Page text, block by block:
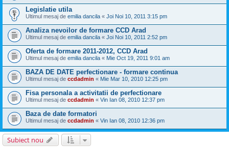
Legislatie utila
Ultimul mesaj de emilia dancila « Joi Noi 10, 2011 3:15 pm
Analiza nevoilor de formare CCD Arad
Ultimul mesaj de emilia dancila « Joi Noi 10, 2011 2:52 pm
Oferta de formare 2011-2012, CCD Arad
Ultimul mesaj de emilia dancila « Mie Oct 19, 2011 9:01 am
BAZA DE DATE perfectionare - formare continua
Ultimul mesaj de ccdadmin « Mie Mar 10, 2010 12:25 pm
Fisa personala a activitatii de perfectionare
Ultimul mesaj de ccdadmin « Vin Ian 08, 2010 12:37 pm
Baza de date formatori
Ultimul mesaj de ccdadmin « Vin Ian 08, 2010 12:36 pm
Subiect nou